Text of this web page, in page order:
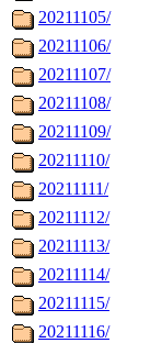
20211105/
20211106/
20211107/
20211108/
20211109/
20211110/
20211111/
20211112/
20211113/
20211114/
20211115/
20211116/